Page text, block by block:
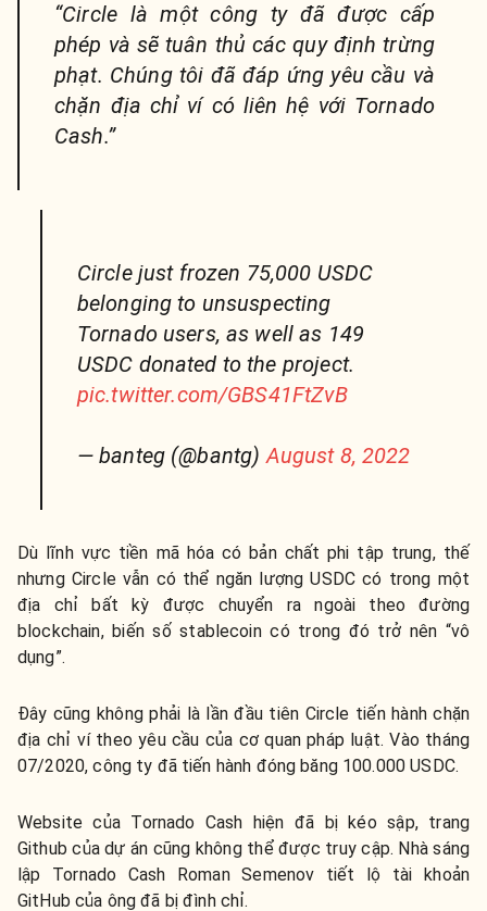
“Circle là một công ty đã được cấp
phép và sẽ tuân thủ các quy định trừng
phạt. Chúng tôi đã đáp ứng yêu cầu và
chặn địa chỉ ví có liên hệ với Tornado
Cash.”
Circle just frozen 75,000 USDC
belonging to unsuspecting
Tornado users, as well as 149
USDC donated to the project.
pic.twitter.com/GBS41FtZvB
— banteg (@bantg)August 8, 2022
Dù lĩnh vực tiền mã hóa có bản chất phi tập trung, thế
nhưng Circle vẫn có thể ngăn lượng USDC có trong một
địa chỉ bất kỳ được chuyển ra ngoài theo đường
blockchain, biến số stablecoin có trong đó trở nên “vô
dụng”.
Đây cũng không phải là lần đầu tiên Circle tiến hành chặn
địa chỉ ví theo yêu cầu của cơ quan pháp luật. Vào tháng
07/2020, công ty đã tiến hành đóng băng 100.000 USDC.
Website của Tornado Cash hiện đã bị kéo sập, trang
Github của dự án cũng không thể được truy cập. Nhà sáng
lập Tornado Cash Roman Semenov tiết lộ tài khoản
GitHub của ông đã bị đình chỉ.